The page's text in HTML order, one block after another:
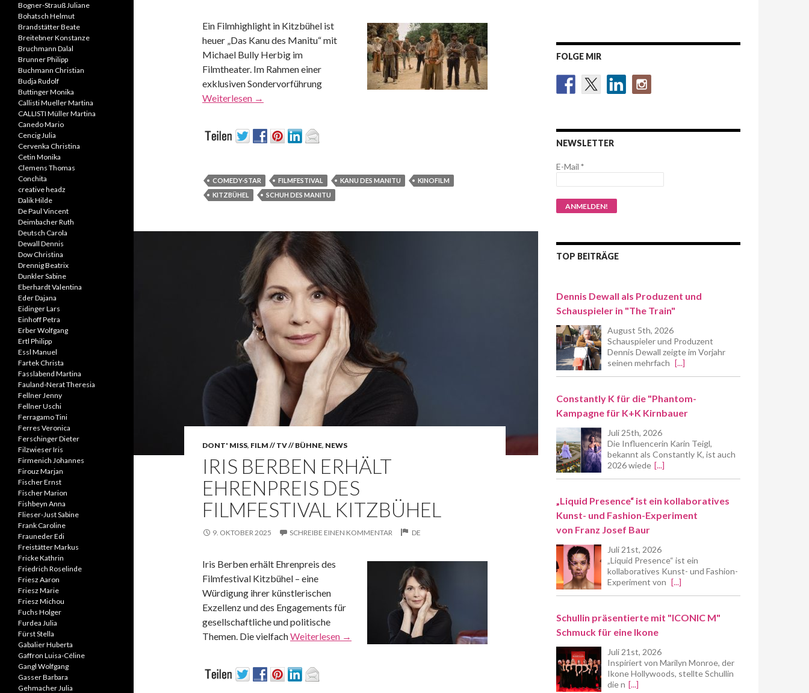
Ein Filmhighlight in Kitzbühel ist
heuer „Das Kanu des Manitu“ mit
Michael Bully Herbig im
Filmtheater. Im Rahmen einer
exklusiven Sondervorführung
Weiterlesen →
COMEDY-STAR FILMFESTIVAL KANU DES MANITU
KINOFILM
KITZBÜHEL
SCHUH DES MANITU
DONT' MISS, FILM // TV // BÜHNE, NEWS
IRIS BERBEN ERHÄLT
EHRENPREIS DES
FILMFESTIVAL KITZBÜHEL
9. OKTOBER 2025 SCHREIBE EINEN KOMMENTAR DE
Iris Berben erhält Ehrenpreis des
Filmfestival Kitzbühel – eine
Würdigung ihrer künstlerischen
Exzellenz und des Engagements für
gesellschaftliche und politische
Themen. Die vielfachWeiterlesen →
FOLGE MIR
NEWSLETTER
E-Mail *
TOP BEITRÄGE
Dennis Dewall als Produzent und
Schauspieler in "The Train"
August 5th, 2026
Schauspieler und Produzent
Dennis Dewall zeigte im Vorjahr
seinen mehrfach [...]
Constantly K für die "Phantom-
Kampagne für K+K Kirnbauer
Juli 25th, 2026
Die Influencerin Karin Teigl,
bekannt als Constantly K, ist auch
2026 wiede [...]
„Liquid Presence“ ist ein kollaboratives
Kunst- und Fashion-Experiment
von Franz Josef Baur
Juli 21st, 2026
„Liquid Presence“ ist ein
kollaboratives Kunst- und Fashion-
Experiment von [...]
Schullin präsentierte mit "ICONIC M"
Schmuck für eine Ikone
Juli 21st, 2026
Inspiriert von Marilyn Monroe, der
Ikone Hollywoods, stellte Schullin
die n [...]
Bogner-Strauß Juliane
Bohatsch Helmut
Brandstätter Beate
Breitebner Konstanze
Bruchmann Dalal
Brunner Philipp
Buchmann Christian
Budja Rudolf
Buttinger Monika
Callisti Mueller Martina
CALLISTI Müller Martina
Canedo Mario
Cencig Julia
Cervenka Christina
Cetin Monika
Clemens Thomas
Conchita
creative headz
Dalik Hilde
De Paul Vincent
Deimbacher Ruth
Deutsch Carola
Dewall Dennis
Dow Christina
Drennig Beatrix
Dunkler Sabine
Eberhardt Valentina
Eder Dajana
Eidinger Lars
Einhoff Petra
Erber Wolfgang
Ertl Philipp
Essl Manuel
Fartek Christa
Fasslabend Martina
Fauland-Nerat Theresia
Fellner Jenny
Fellner Uschi
Ferragamo Tini
Ferres Veronica
Ferschinger Dieter
Filzwieser Iris
Firmenich Johannes
Firouz Marjan
Fischer Ernst
Fischer Marion
Fishbeyn Anna
Flieser-Just Sabine
Frank Caroline
Frauneder Edi
Freistätter Markus
Fricke Kathrin
Friedrich Roselinde
Friesz Aaron
Friesz Marie
Friesz Michou
Fuchs Holger
Furdea Julia
Fürst Stella
Gabalier Huberta
Gaffron Luisa-Céline
Gangl Wolfgang
Gasser Barbara
Gehmacher Julia